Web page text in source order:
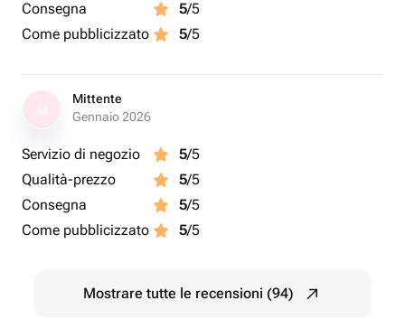
Consegna 5/5
Come pubblicizzato
5/5
Mittente
Gennaio 2026
Servizio di negozio 5/5
Qualità-prezzo
5/5
Consegna
5/5
Come pubblicizzato
5/5
Mostrare tutte le recensioni (94)